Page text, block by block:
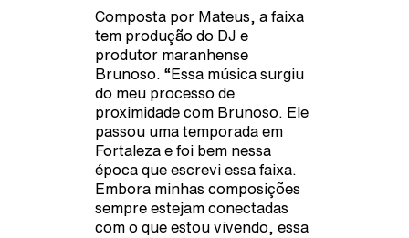
Composta por Mateus, a faixa
tem produção do DJ e
produtor maranhense
Brunoso. “Essa música surgiu
do meu processo de
proximidade com Brunoso. Ele
passou uma temporada em
Fortaleza e foi bem nessa
época que escrevi essa faixa.
Embora minhas composições
sempre estejam conectadas
com o que estou vivendo, essa